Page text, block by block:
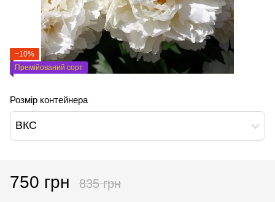
−10%
Премійований сорт
Розмір контейнера
ВКС
750 грн 835 грн